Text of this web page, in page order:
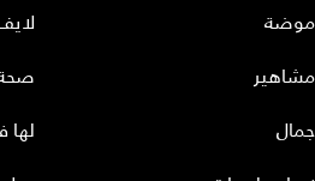
موضة
مشاهير
جمال
لها